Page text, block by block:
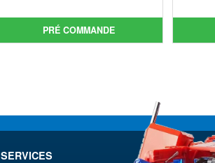
initial
était :
prix
actuel
PRÉ COMMANDE
SERVICES